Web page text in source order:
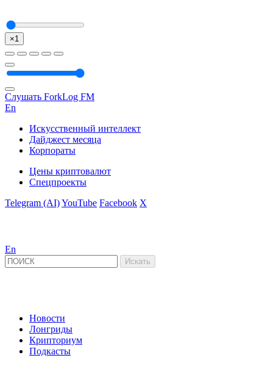
×1
Слушать ForkLog FM
En
Искусственный интеллект
Дайджест месяца
Корпораты
Цены криптовалют
Спецпроекты
Telegram (AI)YouTube Facebook X
En
Новости
Лонгриды
Крипториум
Подкасты